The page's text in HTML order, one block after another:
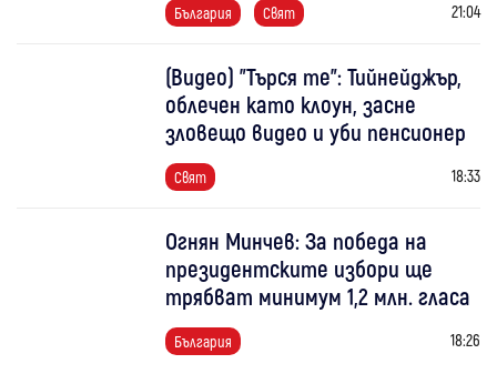
България Свят 21:04
(Видео) "Търся те": Тийнейджър,
облечен като клоун, засне
зловещо видео и уби пенсионер
Свят 18:33
Огнян Минчев: За победа на
президентските избори ще
трябват минимум 1,2 млн. гласа
България 18:26